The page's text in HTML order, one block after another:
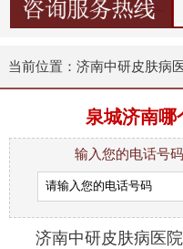
当前位置： 济南中研皮肤病
泉城济南哪
输入您的电话号
济南中研皮肤病医